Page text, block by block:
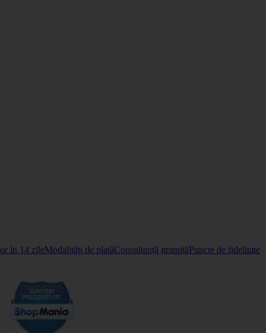
în 14 zileModalități de platăConsultanță gratuităPuncte de fidelitate